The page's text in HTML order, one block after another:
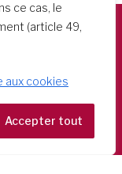
ce cas, le
(article 49,
aux cookies
Accepter tout
31 17